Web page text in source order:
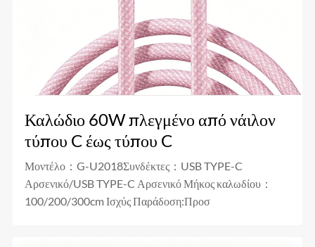
Καλώδιο 60W πλεγμένο από νάιλον
τύπου C έως τύπου C
Μοντέλο：G-U2018Συνδέκτες：USB TYPE-C
Αρσενικό/USB TYPE-C Αρσενικό Μήκος καλωδίου：
100/200/300cm Ισχύς Παράδοση:Προσ